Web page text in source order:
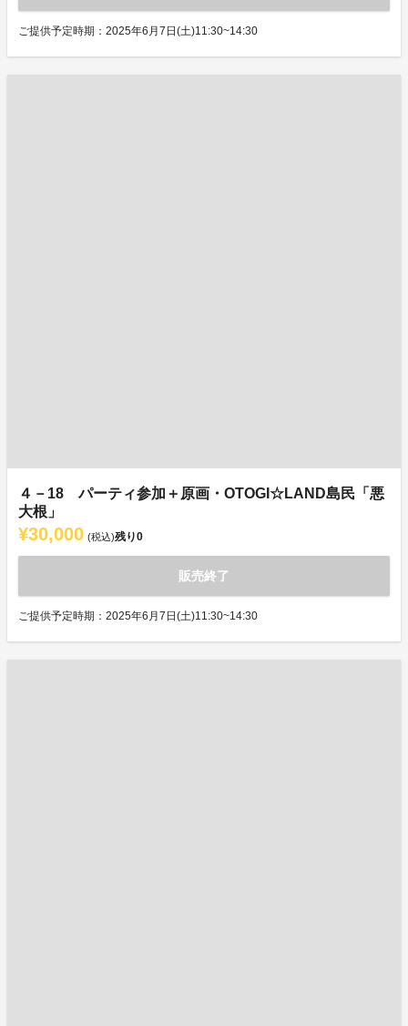
ご提供予定時期：2025年6月7日(土)11:30~14:30
４－18 パーティ参加＋原画・OTOGI☆LAND島民「悪
大根」
¥30,000 (税込)残り0
販売終了
ご提供予定時期：2025年6月7日(土)11:30~14:30